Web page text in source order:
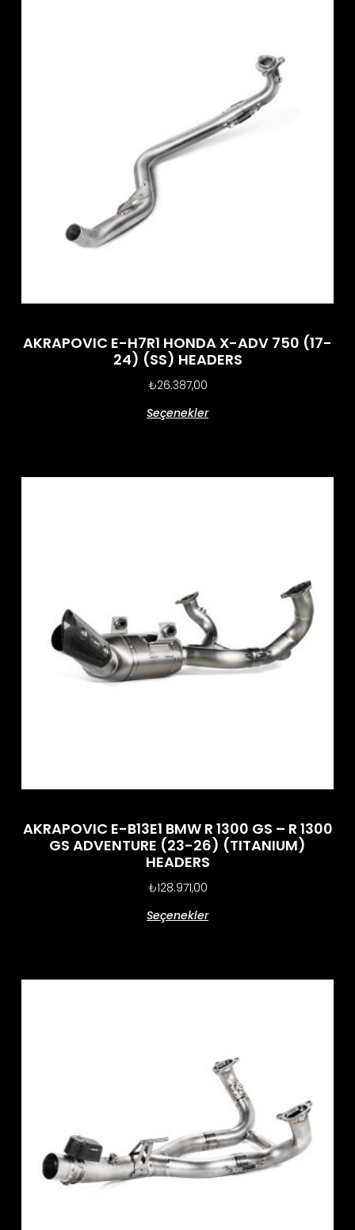
AKRAPOVIC E-H7R1 HONDA X-ADV 750 (17-
24) (SS) HEADERS
₺26.387,00
Seçenekler
AKRAPOVIC E-B13E1 BMW R 1300 GS – R 1300
GS ADVENTURE (23-26) (TITANIUM)
HEADERS
₺128.971,00
Seçenekler